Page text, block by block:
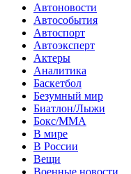
Автоновости
Автособытия
Автоспорт
Автоэксперт
Актеры
Аналитика
Баскетбол
Безумный мир
Биатлон/Лыжи
Бокс/MMA
В мире
В России
Вещи
Военные новости